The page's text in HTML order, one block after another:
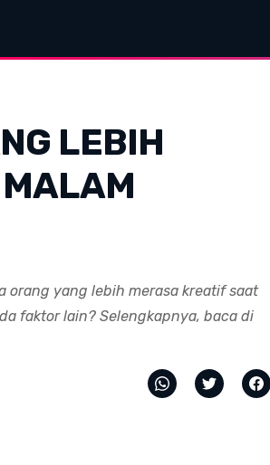
LEBIH
orang yang lebih merasa kreatif saat
faktor lain? Selengkapnya, baca di